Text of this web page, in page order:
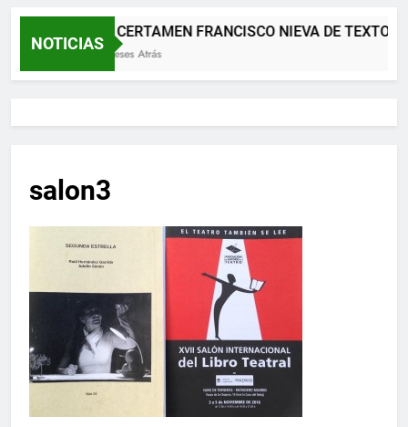
NOTICIAS
XII CERTAMEN FRANCISCO NIEVA DE TEXTOS
2 Meses Atrás
salon3